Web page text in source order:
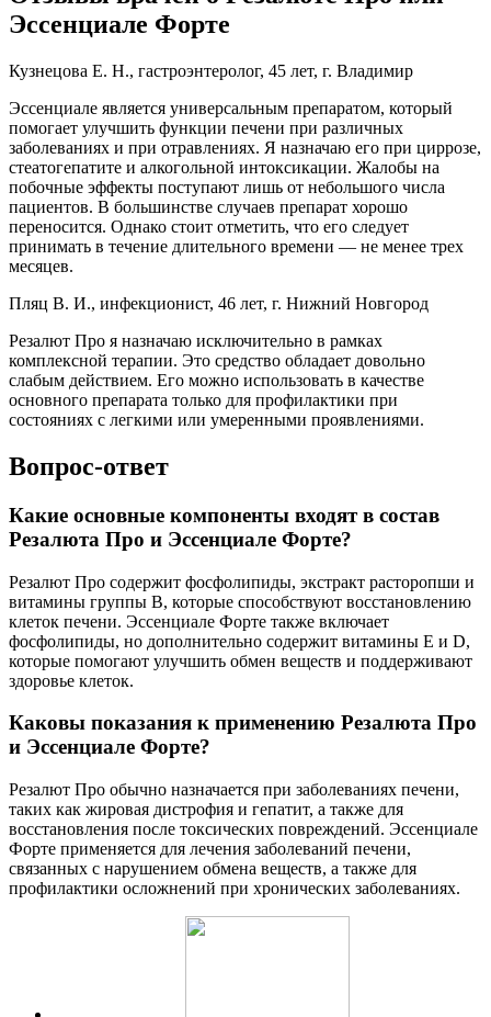
Эссенциале Форте
Кузнецова Е. Н., гастроэнтеролог, 45 лет, г. Владимир
Эссенциале является универсальным препаратом, который
помогает улучшить функции печени при различных
заболеваниях и при отравлениях. Я назначаю его при циррозе,
стеатогепатите и алкогольной интоксикации. Жалобы на
побочные эффекты поступают лишь от небольшого числа
пациентов. В большинстве случаев препарат хорошо
переносится. Однако стоит отметить, что его следует
принимать в течение длительного времени — не менее трех
месяцев.
Пляц В. И., инфекционист, 46 лет, г. Нижний Новгород
Резалют Про я назначаю исключительно в рамках
комплексной терапии. Это средство обладает довольно
слабым действием. Его можно использовать в качестве
основного препарата только для профилактики при
состояниях с легкими или умеренными проявлениями.
Вопрос-ответ
Какие основные компоненты входят в состав
Резалюта Про и Эссенциале Форте?
Резалют Про содержит фосфолипиды, экстракт расторопши и
витамины группы B, которые способствуют восстановлению
клеток печени. Эссенциале Форте также включает
фосфолипиды, но дополнительно содержит витамины E и D,
которые помогают улучшить обмен веществ и поддерживают
здоровье клеток.
Каковы показания к применению Резалюта Про
и Эссенциале Форте?
Резалют Про обычно назначается при заболеваниях печени,
таких как жировая дистрофия и гепатит, а также для
восстановления после токсических повреждений. Эссенциале
Форте применяется для лечения заболеваний печени,
связанных с нарушением обмена веществ, а также для
профилактики осложнений при хронических заболеваниях.